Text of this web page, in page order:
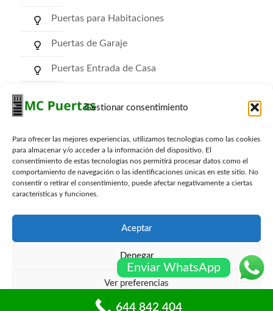
Gestionar consentimiento
Para ofrecer las mejores experiencias, utilizamos tecnologías como las cookies
para almacenar y/o acceder a la información del dispositivo. El
consentimiento de estas tecnologías nos permitirá procesar datos como el
comportamiento de navegación o las identificaciones únicas en este sitio. No
consentir o retirar el consentimiento, puede afectar negativamente a ciertas
características y funciones.
Aceptar
Denegar
Ver preferencias
Puertas para Habitaciones
Puertas de Garaje
Puertas Entrada de Casa
Puertas Trasteros
© mcpuertas.com Todos los derechos reservados -
Sitemap - Blog
Enviar WhatsApp
644 842 404